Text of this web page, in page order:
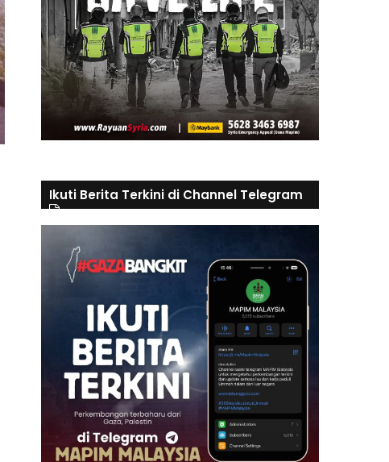
Ikuti Berita Terkini di Channel Telegram